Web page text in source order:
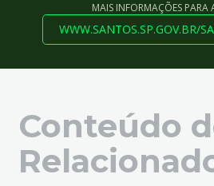
MAIS INFORMAÇÕES PARA
WWW.SANTOS.SP.GOV.BR/
Conteúdo